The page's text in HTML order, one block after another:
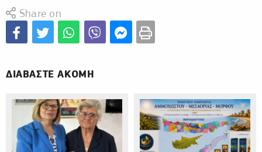
Share on
ΔΙΑΒΑΣΤΕ ΑΚΟΜΗ